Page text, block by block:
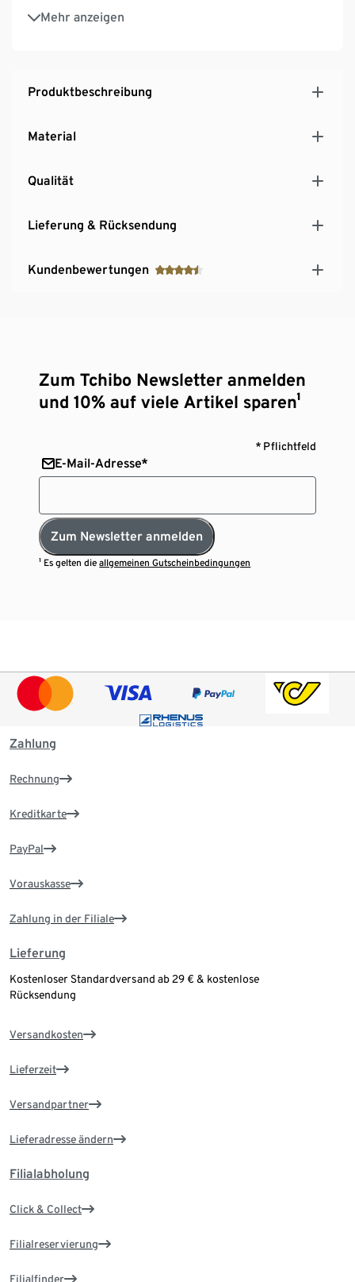
Mehr anzeigen
Hält Lebensmittel ohne Kühlakku ca. 4 Std. kühl
Produktbeschreibung
Material
Qualität
Lieferung & Rücksendung
Kundenbewertungen
Zum Tchibo Newsletter anmelden
und 10% auf viele Artikel sparen¹
* Pflichtfeld
E-Mail-Adresse*
Zum Newsletter anmelden
¹ Es gelten dieallgemeinen Gutscheinbedingungen
Zahlung
Rechnung
Kreditkarte
PayPal
Vorauskasse
Zahlung in der Filiale
Lieferung
Kostenloser Standardversand ab 29 € & kostenlose
Rücksendung
Versandkosten
Lieferzeit
Versandpartner
Lieferadresse ändern
Filialabholung
Click & Collect
Filialreservierung
Filialfinder